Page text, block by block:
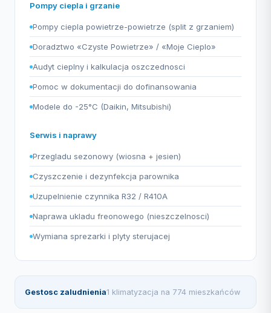
Pompy ciepla i grzanie
Pompy ciepla powietrze-powietrze (split z grzaniem)
Doradztwo «Czyste Powietrze» / «Moje Cieplo»
Audyt cieplny i kalkulacja oszczednosci
Pomoc w dokumentacji do dofinansowania
Modele do -25°C (Daikin, Mitsubishi)
Serwis i naprawy
Przegladu sezonowy (wiosna + jesien)
Czyszczenie i dezynfekcja parownika
Uzupelnienie czynnika R32 / R410A
Naprawa ukladu freonowego (nieszczelnosci)
Wymiana sprezarki i plyty sterujacej
Gestosc zaludnienia1 klimatyzacja na 774 mieszkańców